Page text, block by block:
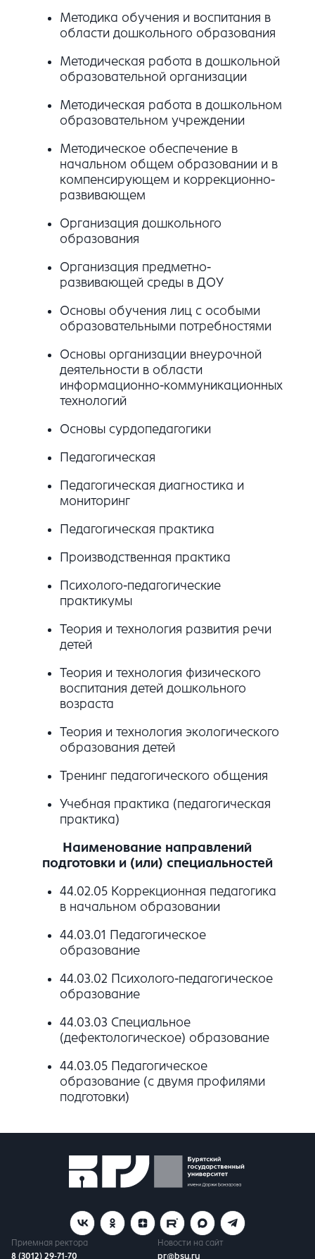
Методика обучения и воспитания в
области дошкольного образования
Методическая работа в дошкольной
образовательной организации
Методическая работа в дошкольном
образовательном учреждении
Методическое обеспечение в
начальном общем образовании и в
компенсирующем и коррекционно-
развивающем
Организация дошкольного
образования
Организация предметно-
развивающей среды в ДОУ
Основы обучения лиц с особыми
образовательными потребностями
Основы организации внеурочной
деятельности в области
информационно-коммуникационных
технологий
Основы сурдопедагогики
Педагогическая
Педагогическая диагностика и
мониторинг
Педагогическая практика
Производственная практика
Психолого-педагогические
практикумы
Теория и технология развития речи
детей
Теория и технология физического
воспитания детей дошкольного
возраста
Теория и технология экологического
образования детей
Тренинг педагогического общения
Учебная практика (педагогическая
практика)
Наименование направлений
подготовки и (или) специальностей
44.02.05 Коррекционная педагогика
в начальном образовании
44.03.01 Педагогическое
образование
44.03.02 Психолого-педагогическое
образование
44.03.03 Специальное
(дефектологическое) образование
44.03.05 Педагогическое
образование (с двумя профилями
подготовки)
Приемная ректора
8 (3012) 29-71-70
Новости на сайт
pr@bsu.ru